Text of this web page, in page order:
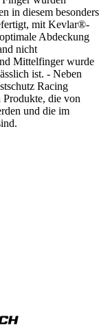
in diesem besonders
mit Kevlar®-
Abdeckung
nicht
Mittelfinger wurde
ist. - Neben
Racing
die von
und die im